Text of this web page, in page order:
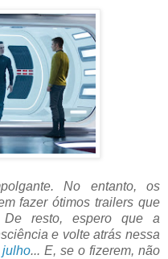
No entanto, os
fazer ótimos trailers que
De resto, espero que a
e volte atrás nessa
... E, se o fizerem, não